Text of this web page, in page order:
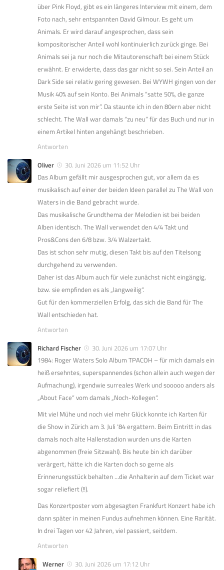
über Pink Floyd, gibt es ein längeres Interview mit einem, dem
Foto nach, sehr entspannten David Gilmour. Es geht um
Animals. Er wird darauf angesprochen, dass sein
kompositorischer Anteil wohl kontinuierlich zurück ginge. Bei
Animals sei ja nur noch die Mitautorenschaft bei einem Stück
erwähnt. Er erwiderte, dass das gar nicht so sei. Sein Anteil an
Dark Side sei relativ gering gewesen. Bei WYWH gingen von der
Musik 40% auf sein Konto. Bei Animals “satte 50%, die ganze
erste Seite ist von mir”. Da staunte ich in den 80ern aber nicht
schlecht. The Wall war damals “zu neu” für das Buch und nur in
einem Artikel hinten angehängt beschrieben.
Antworten
Oliver
30. Juni 2026 um 11:52 Uhr
Das Album gefällt mir ausgesprochen gut, vor allem da es
musikalisch auf einer der beiden Ideen parallel zu The Wall von
Waters in die Band gebracht wurde.
Das musikalische Grundthema der Melodien ist bei beiden
Alben identisch. The Wall verwendet den 4/4 Takt und
Pros&Cons den 6/8 bzw. 3/4 Walzertakt.
Das ist schon sehr mutig, diesen Takt bis auf den Titelsong
durchgehend zu verwenden.
Daher ist das Album auch für viele zunächst nicht eingängig,
bzw. sie empfinden es als „langweilig“.
Gut für den kommerziellen Erfolg, das sich die Band für The
Wall entschieden hat.
Antworten
Richard Fischer
30. Juni 2026 um 17:07 Uhr
1984: Roger Waters Solo Album TPACOH – für mich damals ein
heiß ersehntes, superspannendes (schon allein auch wegen der
Aufmachung), irgendwie surreales Werk und sooooo anders als
„About Face“ vom damals „Noch-Kollegen“.
Mit viel Mühe und noch viel mehr Glück konnte ich Karten für
die Show in Zürich am 3. Juli ‘84 ergattern. Beim Eintritt in das
damals noch alte Hallenstadion wurden uns die Karten
abgenommen (freie Sitzwahl). Bis heute bin ich darüber
verärgert, hätte ich die Karten doch so gerne als
Erinnerungsstück behalten …die Anhalterin auf dem Ticket war
sogar reliefiert (!!).
Das Konzertposter vom abgesagten Frankfurt Konzert habe ich
dann später in meinen Fundus aufnehmen können. Eine Rarität.
In drei Tagen vor 42 Jahren, viel passiert, seitdem.
Antworten
Werner
30. Juni 2026 um 17:12 Uhr